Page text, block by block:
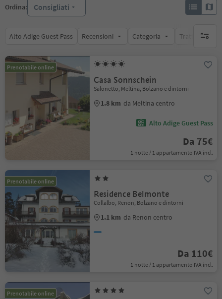
Ordina: Consigliati
Alto Adige Guest Pass Recensioni Categoria Trattamento
Prenotabile online
Casa Sonnschein
Salonetto, Meltina, Bolzano e dintorni
1.8 km da Meltina centro
Alto Adige Guest Pass
Da 75€
1 notte / 1 appartamento IVA incl.
Prenotabile online
Residence Belmonte
Collalbo, Renon, Bolzano e dintorni
1.1 km da Renon centro
Da 110€
1 notte / 1 appartamento IVA incl.
Prenotabile online